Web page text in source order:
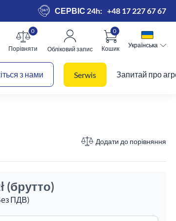
СЕРВІС 24h: +48 17 227 67 67
Порівняти
0
Обліковий запис Кошик
0
Українська
Українська
з нами Serwis Запитай про
Додати до порівняння
(брутто)
ПДВ)